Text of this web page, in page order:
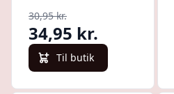
30,95 kr.
34,95 kr.
Til butik